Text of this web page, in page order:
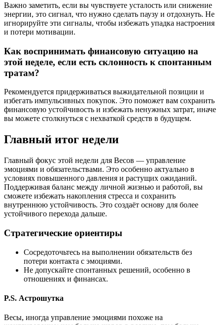
Важно заметить, если вы чувствуете усталость или снижение
энергии, это сигнал, что нужно сделать паузу и отдохнуть. Не
игнорируйте эти сигналы, чтобы избежать упадка настроения
и потери мотивации.
Как воспринимать финансовую ситуацию на
этой неделе, если есть склонность к спонтанным
тратам?
Рекомендуется придерживаться выжидательной позиции и
избегать импульсивных покупок. Это поможет вам сохранить
финансовую устойчивость и избежать ненужных затрат, иначе
вы можете столкнуться с нехваткой средств в будущем.
Главный итог недели
Главный фокус этой недели для Весов — управление
эмоциями и обязательствами. Это особенно актуально в
условиях повышенного давления и растущих ожиданий.
Поддерживая баланс между личной жизнью и работой, вы
сможете избежать накопления стресса и сохранить
внутреннюю устойчивость. Это создаёт основу для более
устойчивого перехода дальше.
Стратегические ориентиры
Сосредоточьтесь на выполнении обязательств без
потери контакта с эмоциями.
Не допускайте спонтанных решений, особенно в
отношениях и финансах.
P.S. Астрошутка
Весы, иногда управление эмоциями похоже на